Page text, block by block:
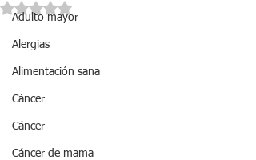
Adulto mayor
Alergias
Alimentación sana
Cáncer
Cáncer
Cáncer de mama
Obtuvo NaN de 5 estrellas.